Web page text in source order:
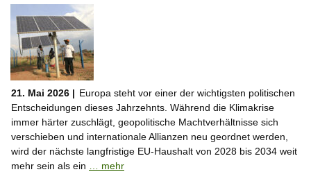
21. Mai 2026 | Europa steht vor einer der wichtigsten politischen
Entscheidungen dieses Jahrzehnts. Während die Klimakrise
immer härter zuschlägt, geopolitische Machtverhältnisse sich
verschieben und internationale Allianzen neu geordnet werden,
wird der nächste langfristige EU-Haushalt von 2028 bis 2034 weit
mehr sein als ein … mehr